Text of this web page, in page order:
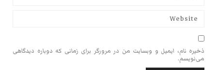
ذخیره نام، ایمیل و وبسایت من در مرورگر برای زمانی که دوباره دیدگاهی
می‌نویسم.